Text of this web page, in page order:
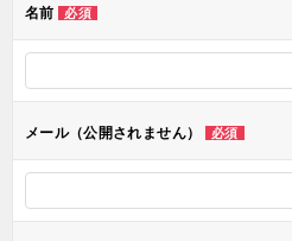
ー
ン
名前 必須
メール（公開されません） 必須